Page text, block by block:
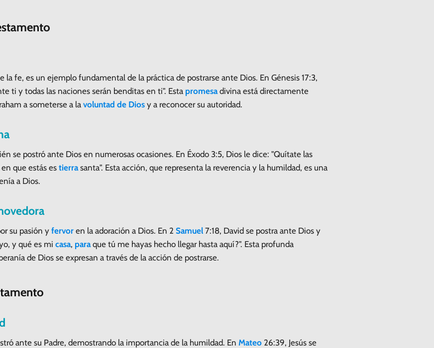
la fe, es un ejemplo fundamental de la práctica de postrarse ante Dios. En Génesis 17:3,
ti y todas las naciones serán benditas en ti". Esta promesadivina está directamente
a someterse a lavoluntad de Dios y a reconocer su autoridad.
se postró ante Dios en numerosas ocasiones. En Éxodo 3:5, Dios le dice: "Quítate las
que estás es tierrasanta". Esta acción, que representa la reverencia y la humildad, es una
a Dios.
su pasión y fervor en la adoración a Dios. En 2 Samuel 7:18, David se postra ante Dios y
y qué es mi casa, paraque tú me hayas hecho llegar hasta aquí?". Esta profunda
de Dios se expresan a través de la acción de postrarse.
ante su Padre, demostrando la importancia de la humildad. En Mateo 26:39, Jesús se